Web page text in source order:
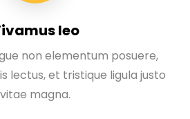
leo
non elementum posuere,
lectus, et tristique ligula justo
vitae magna.